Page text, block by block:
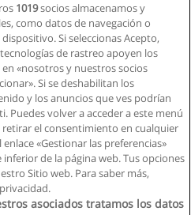
1de68
1019socios almacenamos y
como datos de navegación o
Si seleccionas Acepto,
de rastreo apoyen los
«nosotros y nuestros socios
Si se deshabilitan los
y los anuncios que ves podrían
Puedes volver a acceder a este menú
el consentimiento en cualquier
«Gestionar las preferencias»
de la página web. Tus opciones
Sitio web. Para saber más,
asociados tratamos los datos